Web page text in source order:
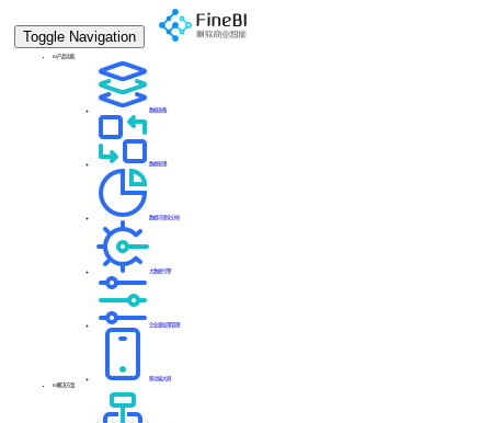
Toggle Navigation
BI产品功能
数据准备
数据处理
数据可视化分析
大数据引擎
企业级权限管理
移动端大屏
BI解决方案